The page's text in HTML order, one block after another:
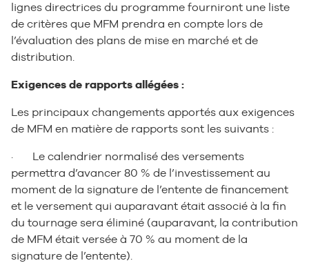
lignes directrices du programme fourniront une liste
de critères que MFM prendra en compte lors de
l’évaluation des plans de mise en marché et de
distribution.
Exigences de rapports allégées :
Les principaux changements apportés aux exigences
de MFM en matière de rapports sont les suivants :
· Le calendrier normalisé des versements
permettra d’avancer 80 % de l’investissement au
moment de la signature de l’entente de financement
et le versement qui auparavant était associé à la fin
du tournage sera éliminé (auparavant, la contribution
de MFM était versée à 70 % au moment de la
signature de l’entente).